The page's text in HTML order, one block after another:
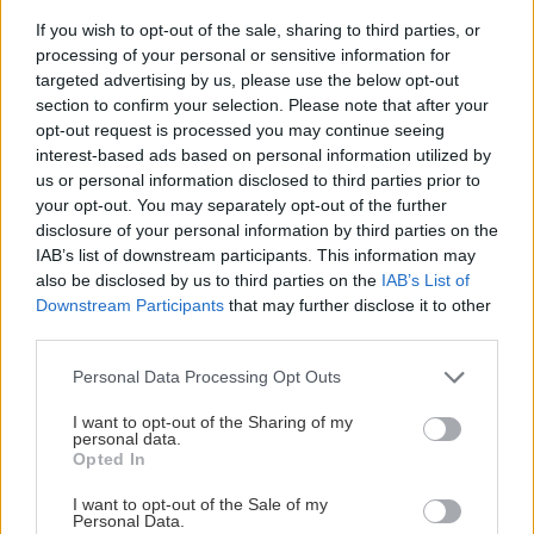
If you wish to opt-out of the sale, sharing to third parties, or
processing of your personal or sensitive information for
targeted advertising by us, please use the below opt-out
section to confirm your selection. Please note that after your
opt-out request is processed you may continue seeing
interest-based ads based on personal information utilized by
us or personal information disclosed to third parties prior to
your opt-out. You may separately opt-out of the further
disclosure of your personal information by third parties on the
IAB’s list of downstream participants. This information may
also be disclosed by us to third parties on the IAB’s List of
Downstream Participants that may further disclose it to other
Please note that this website/app uses one or more Google
not limited to your visit or usage behaviour. You may click to
grant or deny consent to Google and its third-party tags to
use your data for below specified purposes in below Google
consent section.
Personal Data Processing Opt Outs
I want to opt-out of the Sharing of my
personal data.
Opted In
I want to opt-out of the Sale of my
Personal Data.
sa všeobecne delia na posuvné a prenosné.
K výhodám prenosného zastrešenia patrí rýchla
montáž a demontáž – konštrukciu postavíme,
prehodíme cez ňu plachtu, ktorú ku konštrukcii
ľahko prichytíme, pätky konštrukcie potom
ukotvíme do zeme.
Nie sú potrebné žiadne zložité stavebné
úpravy.
náročnejšie riešenie, ale jeho energetické
a tvarové možnosti sú na vyššej úrovni než pri
prenosných typoch. Posuvné zastrešenie sa
skladá z jednotlivých segmentov, ktoré sa